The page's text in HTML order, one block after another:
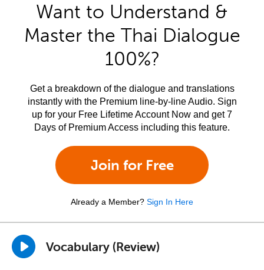
Want to Understand &
Master the Thai Dialogue
100%?
Get a breakdown of the dialogue and translations
instantly with the Premium line-by-line Audio. Sign
up for your Free Lifetime Account Now and get 7
Days of Premium Access including this feature.
Join for Free
Already a Member? Sign In Here
Vocabulary (Review)